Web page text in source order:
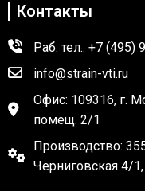
Контакты
Раб. тел.: +7 (495)
info@strain-vti.ru
Офис: 109316, г.
помещ. 2/1
Производство:
Черниговская 4/